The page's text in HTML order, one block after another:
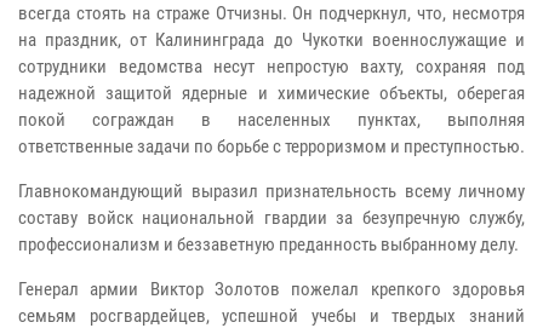
всегда стоять на страже Отчизны. Он подчеркнул, что, несмотря
на праздник, от Калининграда до Чукотки военнослужащие и
сотрудники ведомства несут непростую вахту, сохраняя под
надежной защитой ядерные и химические объекты, оберегая
покой сограждан в населенных пунктах, выполняя
ответственные задачи по борьбе с терроризмом и преступностью.
Главнокомандующий выразил признательность всему личному
составу войск национальной гвардии за безупречную службу,
профессионализм и беззаветную преданность выбранному делу.
Генерал армии Виктор Золотов пожелал крепкого здоровья
семьям росгвардейцев, успешной учебы и твердых знаний